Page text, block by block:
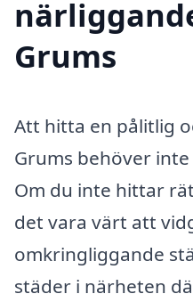
Grums
Att hitta en pålitlig
Grums behöver
Om du inte hittar
det vara värt att
omkringliggande
städer i närheten